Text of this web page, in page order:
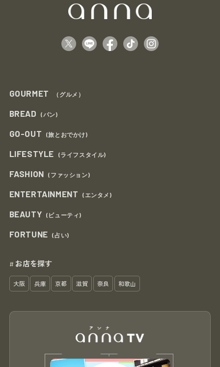
GOURMET （グルメ）
BREAD (パン)
GO-OUT (旅とおでかけ)
LIFESTYLE (ライフスタイル)
FASHION (ファッション)
ENTERTAINMENT (エンタメ)
BEAUTY (ビューティ)
FORTUNE (占い)
# お店を探す
大阪 兵庫 京都 滋賀 奈良 和歌山